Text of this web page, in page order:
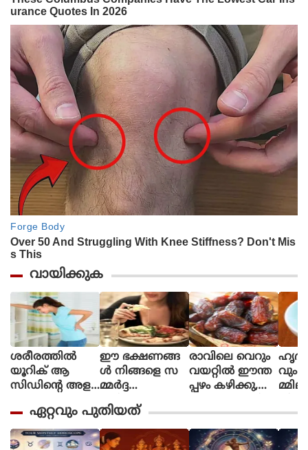
വായിക്കുക
ശരീരത്തില്‍
യൂറിക് ആ
സിഡിന്റെ അള
ലാണോ, ഈ ഭ
ക്ഷണങ്ങള്‍ ക
ഴിക്കരുത്
ഈ ഭക്ഷണങ്ങ
ള്‍ നിങ്ങളെ സ
മ്മര്‍ദ്ദ
ത്തിലാക്കും!
രാവിലെ വെറും
വയറ്റില്‍ ഈന്ത
പ്പഴം കഴിക്കു,
വധി
വും
ഏറ്റവും പുതിയത്